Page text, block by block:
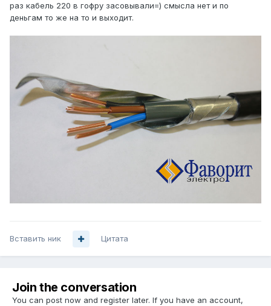
раз кабель 220 в гофру засовывали=) смысла нет и по
деньгам то же на то и выходит.
Вставить ник Цитата
Join the conversation
You can post now and register later. If you have an account,